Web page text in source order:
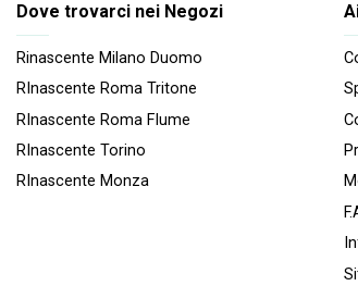
Dove trovarci nei Negozi
Rinascente Milano Duomo
RInascente Roma Tritone
RInascente Roma FIume
RInascente Torino
RInascente Monza